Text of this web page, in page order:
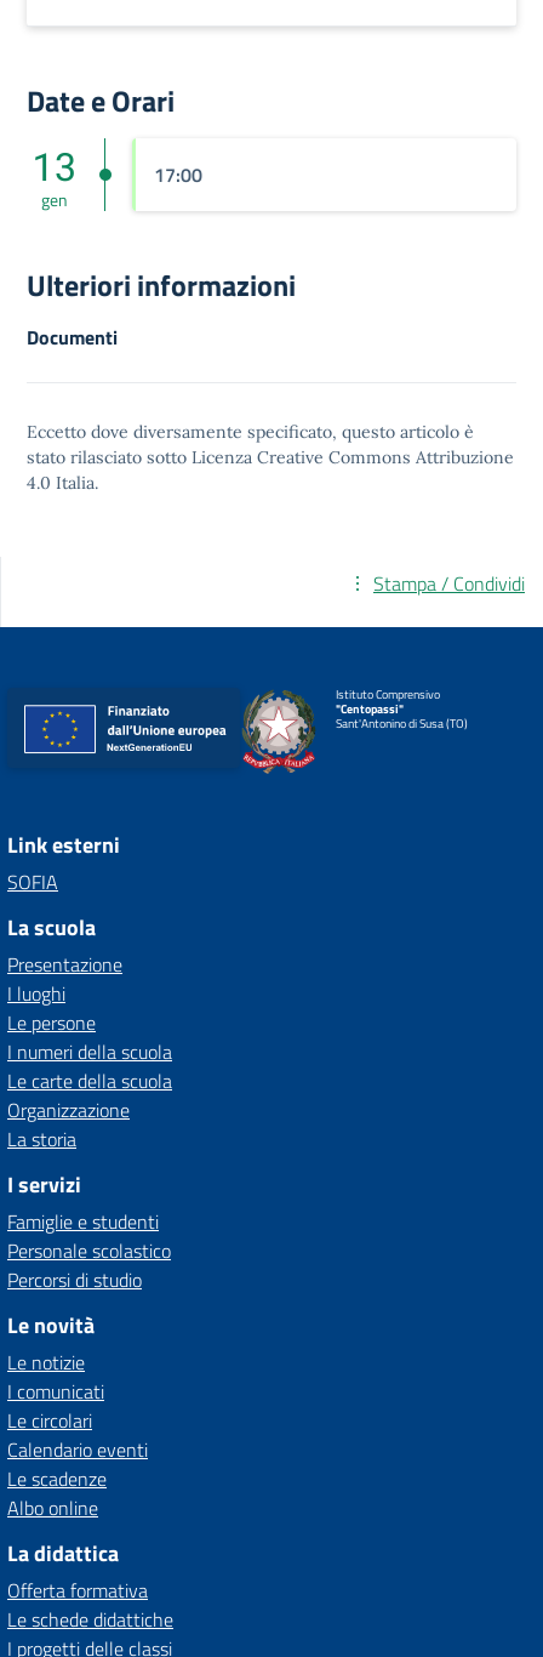
Date e Orari
13
gen
17:00
Ulteriori informazioni
Documenti
Eccetto dove diversamente specificato, questo articolo è
stato rilasciato sotto Licenza Creative Commons Attribuzione
4.0 Italia.
Stampa / Condividi
Istituto Comprensivo
"Centopassi"
Sant'Antonino di Susa (TO)
Link esterni
SOFIA
La scuola
Presentazione
I luoghi
Le persone
I numeri della scuola
Le carte della scuola
Organizzazione
La storia
I servizi
Famiglie e studenti
Personale scolastico
Percorsi di studio
Le novità
Le notizie
I comunicati
Le circolari
Calendario eventi
Le scadenze
Albo online
La didattica
Offerta formativa
Le schede didattiche
I progetti delle classi